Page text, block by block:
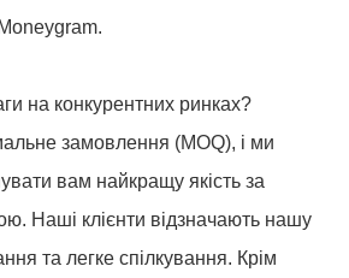
на конкурентних ринках?
замовлення (MOQ), і ми
вам найкращу якість за
Наші клієнти відзначають нашу
та легке спілкування. Крім